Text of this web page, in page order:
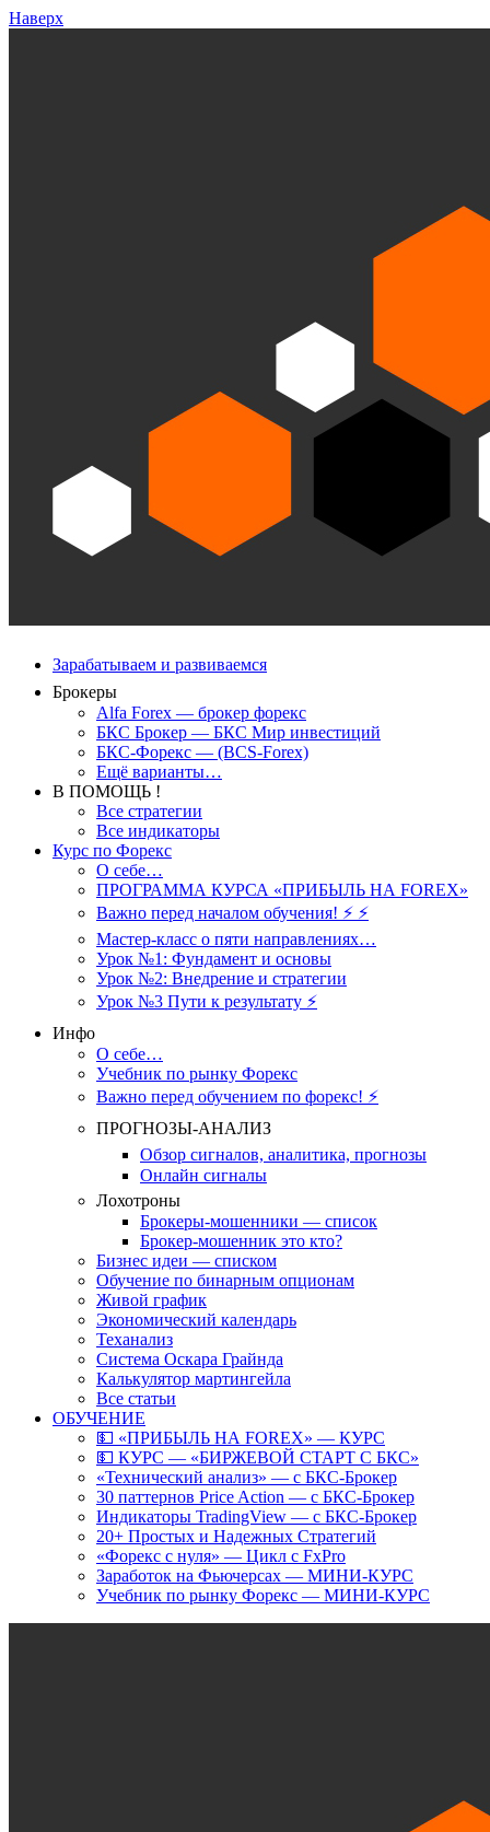
Наверх
Зарабатываем и развиваемся
Брокеры
Alfa Forex — брокер форекс
БКС Брокер — БКС Мир инвестиций
БКС-Форекс — (BCS-Forex)
Ещё варианты…
В ПОМОЩЬ !
Все стратегии
Все индикаторы
Курс по Форекс
О себе…
ПРОГРАММА КУРСА «ПРИБЫЛЬ НА FOREX»
Важно перед началом обучения! ⚡ ⚡
Мастер-класс о пяти направлениях…
Урок №1: Фундамент и основы
Урок №2: Внедрение и стратегии
Урок №3 Пути к результату ⚡️
Инфо
О себе…
Учебник по рынку Форекс
Важно перед обучением по форекс! ⚡
ПРОГНОЗЫ-АНАЛИЗ
Обзор сигналов, аналитика, прогнозы
Онлайн сигналы
Лохотроны
Брокеры-мошенники — список
Брокер-мошенник это кто?
Бизнес идеи — списком
Обучение по бинарным опционам
Живой график
Экономический календарь
Теханализ
Система Оскара Грайнда
Калькулятор мартингейла
Все статьи
ОБУЧЕНИЕ
💵 «ПРИБЫЛЬ НА FOREX» — КУРС
💵 КУРС — «БИРЖЕВОЙ СТАРТ С БКС»
«Технический анализ» — с БКС-Брокер
30 паттернов Price Action — с БКС-Брокер
Индикаторы TradingView — с БКС-Брокер
20+ Простых и Надежных Стратегий
«Форекс с нуля» — Цикл с FxPro
Заработок на Фьючерсах — МИНИ-КУРС
Учебник по рынку Форекс — МИНИ-КУРС